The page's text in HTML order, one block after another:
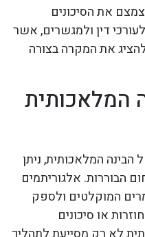
את הסיכונים
דין ולמגשרים, אשר
את המקרה בצורה
המלאכותית
המלאכותית, ניתן
הבוררות. אלגוריתמים
המוקלטים ולספק
או סיכונים